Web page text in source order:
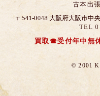
古本出
〒541-0048 大阪府大阪市中
TEL
買取☎受付年中無
© 2001